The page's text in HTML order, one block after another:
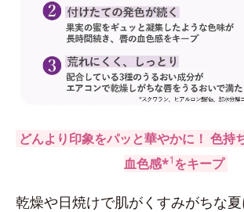
どんより印象をパッと華やかに！ 色持
血色感*1をキープ
乾燥や日焼けで肌がくすみがちな